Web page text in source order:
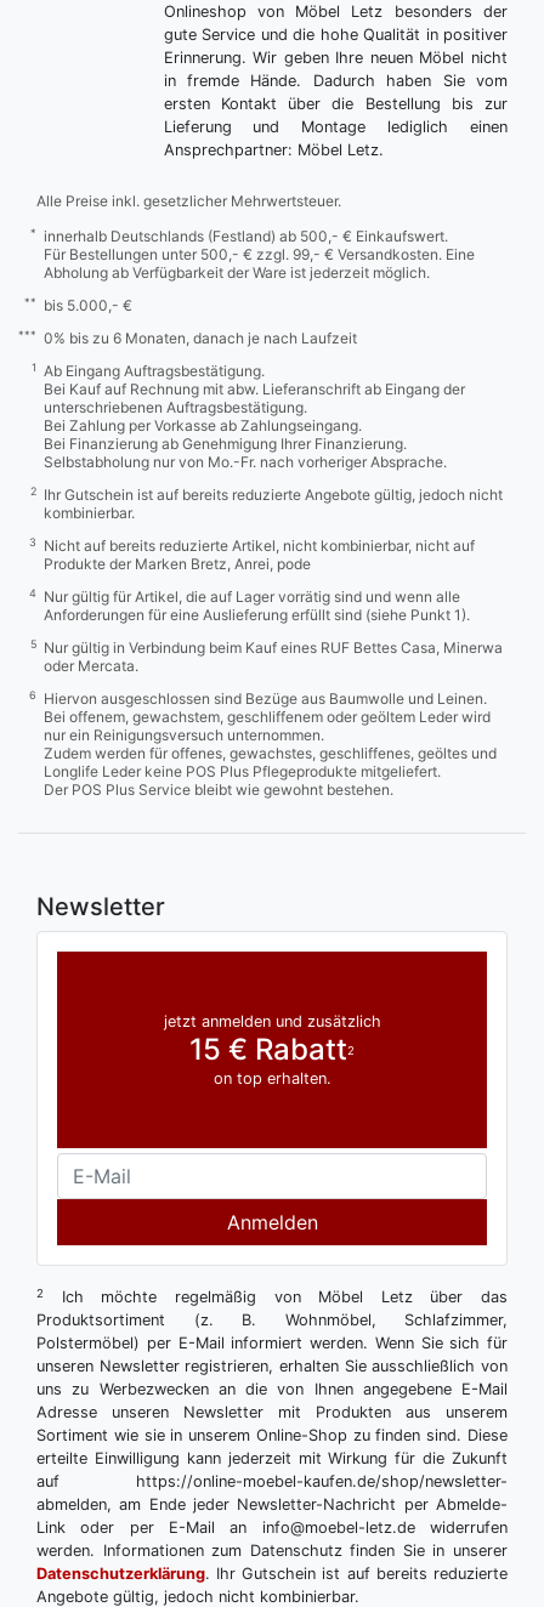
Onlineshop von Möbel Letz besonders der
gute Service und die hohe Qualität in positiver
Erinnerung. Wir geben Ihre neuen Möbel nicht
in fremde Hände. Dadurch haben Sie vom
ersten Kontakt über die Bestellung bis zur
Lieferung und Montage lediglich einen
Ansprechpartner: Möbel Letz.
Alle Preise inkl. gesetzlicher Mehrwertsteuer.
*
innerhalb Deutschlands (Festland) ab 500,- € Einkaufswert.
Für Bestellungen unter 500,- € zzgl. 99,- € Versandkosten. Eine
Abholung ab Verfügbarkeit der Ware ist jederzeit möglich.
** bis 5.000,- €
*** 0% bis zu 6 Monaten, danach je nach Laufzeit
1
Ab Eingang Auftragsbestätigung.
Bei Kauf auf Rechnung mit abw. Lieferanschrift ab Eingang der
unterschriebenen Auftragsbestätigung.
Bei Zahlung per Vorkasse ab Zahlungseingang.
Bei Finanzierung ab Genehmigung Ihrer Finanzierung.
Selbstabholung nur von Mo.-Fr. nach vorheriger Absprache.
2
Ihr Gutschein ist auf bereits reduzierte Angebote gültig, jedoch nicht
kombinierbar.
3
Nicht auf bereits reduzierte Artikel, nicht kombinierbar, nicht auf
Produkte der Marken Bretz, Anrei, pode
4
Nur gültig für Artikel, die auf Lager vorrätig sind und wenn alle
Anforderungen für eine Auslieferung erfüllt sind (siehe Punkt 1).
5
Nur gültig in Verbindung beim Kauf eines RUF Bettes Casa, Minerwa
oder Mercata.
6
Hiervon ausgeschlossen sind Bezüge aus Baumwolle und Leinen.
Bei offenem, gewachstem, geschliffenem oder geöltem Leder wird
nur ein Reinigungsversuch unternommen.
Zudem werden für offenes, gewachstes, geschliffenes, geöltes und
Longlife Leder keine POS Plus Pflegeprodukte mitgeliefert.
Der POS Plus Service bleibt wie gewohnt bestehen.
Newsletter
jetzt anmelden und zusätzlich
15 € Rabatt2
on top erhalten.
Anmelden
2
Ich möchte regelmäßig von Möbel Letz über das
Produktsortiment (z. B. Wohnmöbel, Schlafzimmer,
Polstermöbel) per E-Mail informiert werden. Wenn Sie sich für
unseren Newsletter registrieren, erhalten Sie ausschließlich von
uns zu Werbezwecken an die von Ihnen angegebene E-Mail
Adresse unseren Newsletter mit Produkten aus unserem
Sortiment wie sie in unserem Online-Shop zu finden sind. Diese
erteilte Einwilligung kann jederzeit mit Wirkung für die Zukunft
auf https://online-moebel-kaufen.de/shop/newsletter-
abmelden, am Ende jeder Newsletter-Nachricht per Abmelde-
Link oder per E-Mail an info@moebel-letz.de widerrufen
werden. Informationen zum Datenschutz finden Sie in unserer
Datenschutzerklärung. Ihr Gutschein ist auf bereits reduzierte
Angebote gültig, jedoch nicht kombinierbar.